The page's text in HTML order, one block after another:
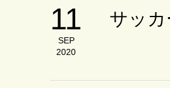
11
SEP
2020
サッ